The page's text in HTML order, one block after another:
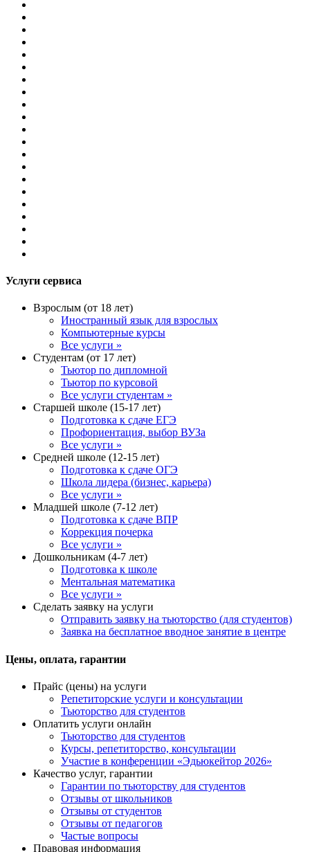
Услуги сервиса
Взрослым (от 18 лет)
Иностранный язык для взрослых
Компьютерные курсы
Все услуги »
Студентам (от 17 лет)
Тьютор по дипломной
Тьютор по курсовой
Все услуги студентам »
Старшей школе (15-17 лет)
Подготовка к сдаче ЕГЭ
Профориентация, выбор ВУЗа
Все услуги »
Средней школе (12-15 лет)
Подготовка к сдаче ОГЭ
Школа лидера (бизнес, карьера)
Все услуги »
Младшей школе (7-12 лет)
Подготовка к сдаче ВПР
Коррекция почерка
Все услуги »
Дошкольникам (4-7 лет)
Подготовка к школе
Ментальная математика
Все услуги »
Сделать заявку на услуги
Отправить заявку на тьюторство (для студентов)
Заявка на бесплатное вводное занятие в центре
Цены, оплата, гарантии
Прайс (цены) на услуги
Репетиторские услуги и консультации
Тьюторство для студентов
Оплатить услуги онлайн
Тьюторство для студентов
Курсы, репетиторство, консультации
Участие в конференции «Эдьюкейтор 2026»
Качество услуг, гарантии
Гарантии по тьюторству для студентов
Отзывы от школьников
Отзывы от студентов
Отзывы от педагогов
Частые вопросы
Правовая информация